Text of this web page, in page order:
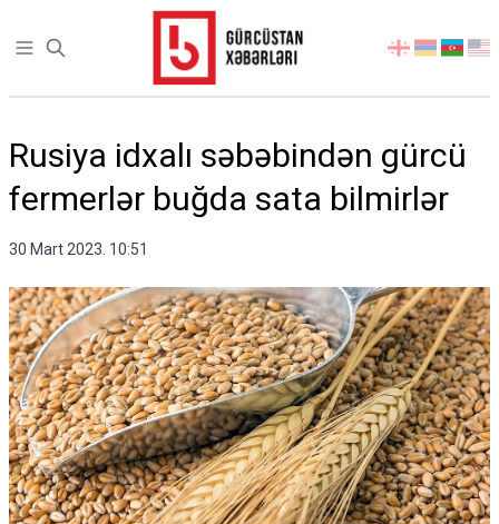
Open sidebar
აირჩიეთ
Rusiya idxalı səbəbindən gürcü
fermerlər buğda sata bilmirlər
30 Mart 2023. 10:51